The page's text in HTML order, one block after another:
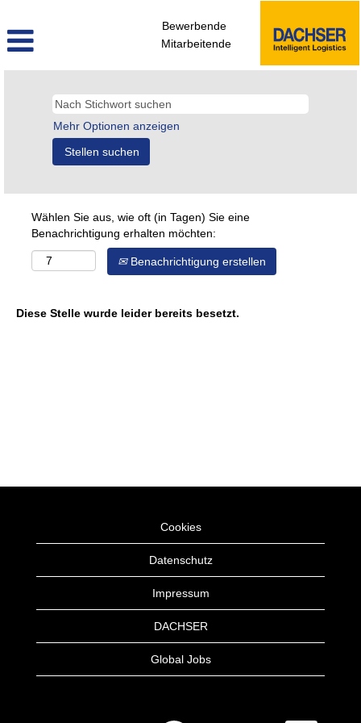
Bewerbende
Mitarbeitende
Mehr Optionen anzeigen
Wählen Sie aus, wie oft (in Tagen) Sie eine
Benachrichtigung erhalten möchten:
Benachrichtigung erstellen
Diese Stelle wurde leider bereits besetzt.
Cookies
Datenschutz
Impressum
DACHSER
Global Jobs